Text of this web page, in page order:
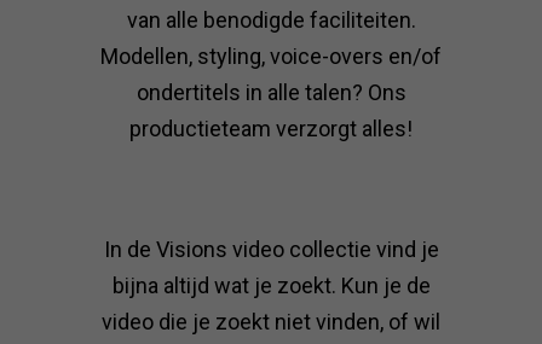
van alle benodigde faciliteiten.
Modellen, styling, voice-overs en/of
ondertitels in alle talen? Ons
productieteam verzorgt alles!
In de Visions video collectie vind je
bijna altijd wat je zoekt. Kun je de
video die je zoekt niet vinden, of wil